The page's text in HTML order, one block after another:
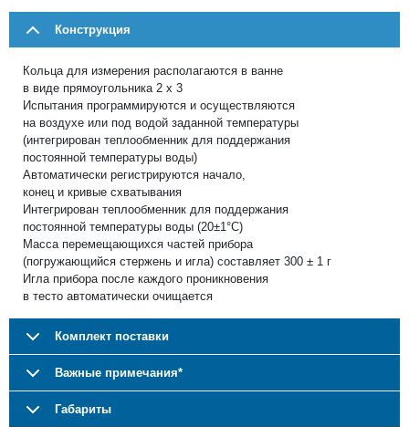
Конструкция
Кольца для измерения располагаются в ванне
в виде прямоугольника 2 х 3
Испытания программируются и осуществляются
на воздухе или под водой заданной температуры
(интегрирован теплообменник для поддержания
постоянной температуры воды)
Автоматически регистрируются начало,
конец и кривые схватывания
Интегрирован теплообменник для поддержания
постоянной температуры воды (20±1°C)
Масса перемещающихся частей прибора
(погружающийся стержень и игла) составляет 300 ± 1 г
Игла прибора после каждого проникновения
в тесто автоматически очищается
Комплект поставки
Важные примечания*
Габариты